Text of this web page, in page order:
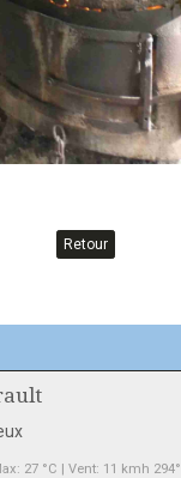
Retour
27 °C | Vent: 11 kmh 294°